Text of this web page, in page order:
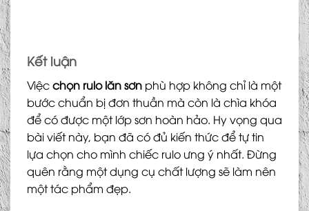
Kết luận
Việcchọn rulo lăn sơn phù hợp không chỉ là một
bước chuẩn bị đơn thuần mà còn là chìa khóa
để có được một lớp sơn hoàn hảo. Hy vọng qua
bài viết này, bạn đã có đủ kiến thức để tự tin
lựa chọn cho mình chiếc rulo ưng ý nhất. Đừng
quên rằng một dụng cụ chất lượng sẽ làm nên
một tác phẩm đẹp.